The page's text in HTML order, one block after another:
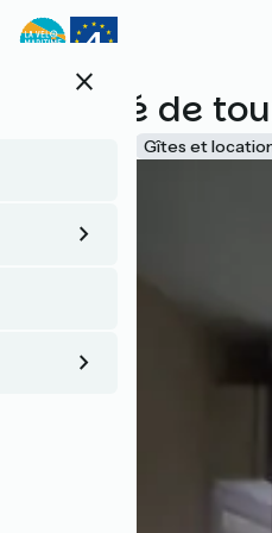
Aller
au
principalclose
Meublé de
Gîtes et